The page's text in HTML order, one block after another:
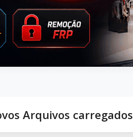
Arquivos carregados